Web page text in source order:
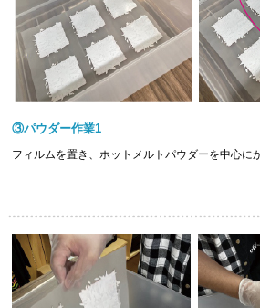
③パウダー作業1
フィルムを置き、ホットメルトパウダーを中心に